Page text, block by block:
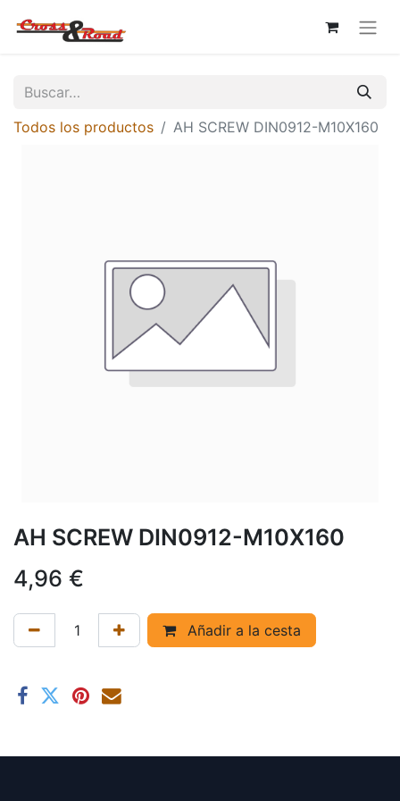
Todos los productos AH SCREW DIN0912-M10X160
AH SCREW DIN0912-M10X160
4,96 €
Añadir a la cesta